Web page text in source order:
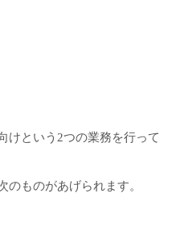
けという2つの業務を行って
のものがあげられます。